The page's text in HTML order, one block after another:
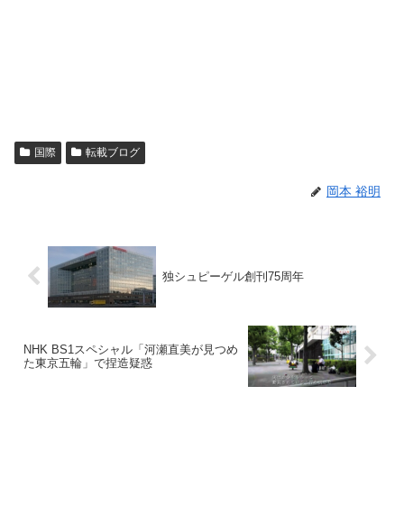
国際 転載ブログ
岡本 裕明
独シュピーゲル創刊75周年
NHK BS1スペシャル「河瀬直美が見つめ
た東京五輪」で捏造疑惑